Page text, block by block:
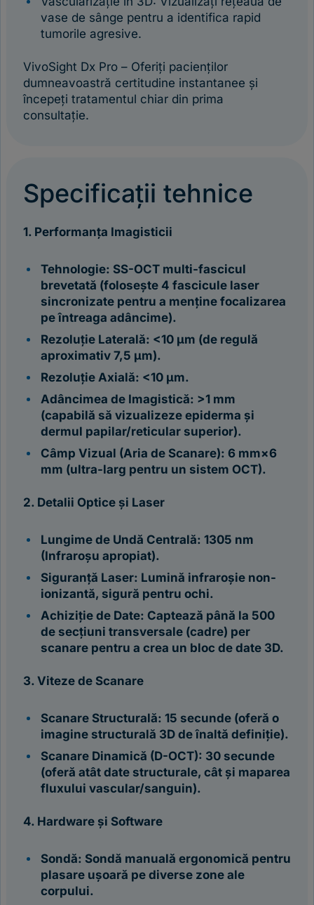
vase de sânge pentru a identifica rapid
tumorile agresive.
VivoSight Dx Pro – Oferiți pacienților
dumneavoastră certitudine instantanee și
începeți tratamentul chiar din prima
consultație.
Specificații tehnice
1. Performanța Imagisticii
Tehnologie: SS-OCT multi-fascicul
brevetată (folosește 4 fascicule laser
sincronizate pentru a menține focalizarea
pe întreaga adâncime).
Rezoluție Laterală: <10 μm (de regulă
aproximativ 7,5 μm).
Rezoluție Axială: <10 μm.
Adâncimea de Imagistică: >1 mm
(capabilă să vizualizeze epiderma și
dermul papilar/reticular superior).
Câmp Vizual (Aria de Scanare): 6 mm×6
mm (ultra-larg pentru un sistem OCT).
2. Detalii Optice și Laser
Lungime de Undă Centrală: 1305 nm
(Infraroșu apropiat).
Siguranță Laser: Lumină infraroșie non-
ionizantă, sigură pentru ochi.
Achiziție de Date: Captează până la 500
de secțiuni transversale (cadre) per
scanare pentru a crea un bloc de date 3D.
3. Viteze de Scanare
Scanare Structurală: 15 secunde (oferă o
imagine structurală 3D de înaltă definiție).
Scanare Dinamică (D-OCT): 30 secunde
(oferă atât date structurale, cât și maparea
fluxului vascular/sanguin).
4. Hardware și Software
Sondă: Sondă manuală ergonomică pentru
plasare ușoară pe diverse zone ale
corpului.